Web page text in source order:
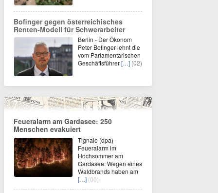
Bofinger gegen österreichisches
Renten-Modell für Schwerarbeiter
Berlin - Der Ökonom
Peter Bofinger lehnt die
vom Parlamentarischen
Geschäftsführer[…] (02)
Feueralarm am Gardasee: 250
Menschen evakuiert
Tignale (dpa) -
Feueralarm im
Hochsommer am
Gardasee: Wegen eines
Waldbrands haben am
[…] (00)